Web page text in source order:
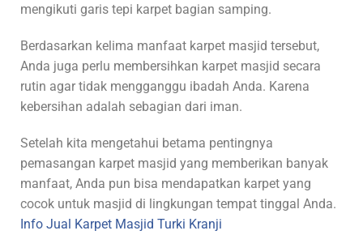
mengikuti garis tepi karpet bagian samping.
Berdasarkan kelima manfaat karpet masjid tersebut,
Anda juga perlu membersihkan karpet masjid secara
rutin agar tidak mengganggu ibadah Anda. Karena
kebersihan adalah sebagian dari iman.
Setelah kita mengetahui betama pentingnya
pemasangan karpet masjid yang memberikan banyak
manfaat, Anda pun bisa mendapatkan karpet yang
cocok untuk masjid di lingkungan tempat tinggal Anda.
Info Jual Karpet Masjid Turki Kranji